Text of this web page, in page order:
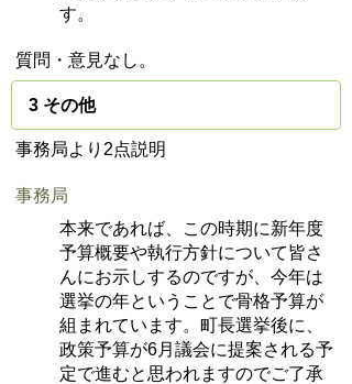
す。
質問・意見なし。
3 その他
事務局より2点説明
事務局
本来であれば、この時期に新年度
予算概要や執行方針について皆さ
んにお示しするのですが、今年は
選挙の年ということで骨格予算が
組まれています。町長選挙後に、
政策予算が6月議会に提案される予
定で進むと思われますのでご了承